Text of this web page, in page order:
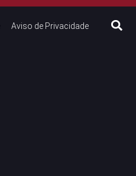
Aviso de Privacidade